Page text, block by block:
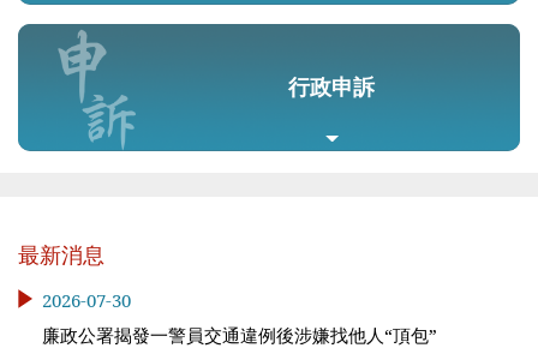
行政申訴
最新消息
2026-07-30
廉政公署揭發一警員交通違例後涉嫌找他人“頂包”